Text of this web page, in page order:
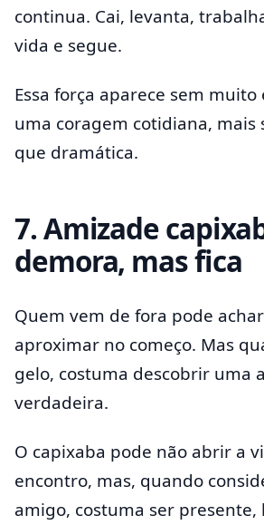
continua. Cai, levanta,
vida e segue.
Essa força aparece sem muito
uma coragem cotidiana, mais
que dramática.
7. Amizade
demora, mas fica
Quem vem de fora pode
aproximar no começo. Mas
gelo, costuma descobrir uma
verdadeira.
O capixaba pode não abrir a
encontro, mas, quando
amigo, costuma ser presente,